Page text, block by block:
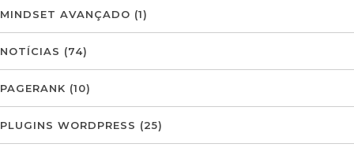
MINDSET AVANÇADO (1)
NOTÍCIAS (74)
PAGERANK (10)
PLUGINS WORDPRESS (25)